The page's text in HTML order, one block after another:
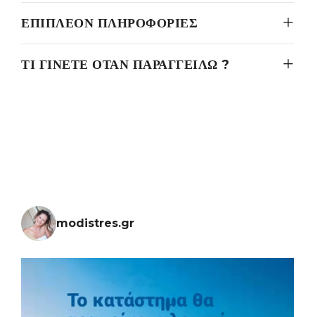
ΕΠΙΠΛΈΟΝ ΠΛΗΡΟΦΟΡΊΕΣ
ΤΙ ΓΊΝΕΤΕ ΌΤΑΝ ΠΑΡΑΓΓΕΊΛΩ ?
modistres.gr